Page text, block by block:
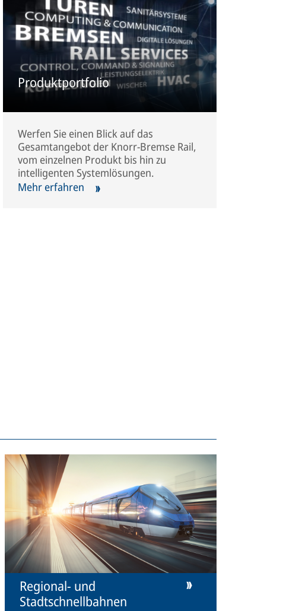
Produktportfolio
Werfen Sie einen Blick auf das
Gesamtangebot der Knorr-Bremse Rail,
vom einzelnen Produkt bis hin zu
intelligenten Systemlösungen.
Mehr erfahren
Regional- und
Stadtschnellbahnen